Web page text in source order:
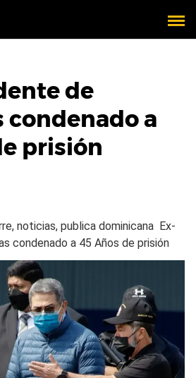
de
condenado a
prisión
noticias, publica dominicana Ex-
condenado a 45 Años de prisión